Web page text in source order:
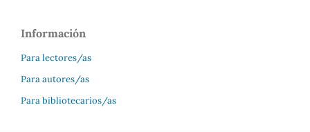
Información
Para lectores/as
Para autores/as
Para bibliotecarios/as